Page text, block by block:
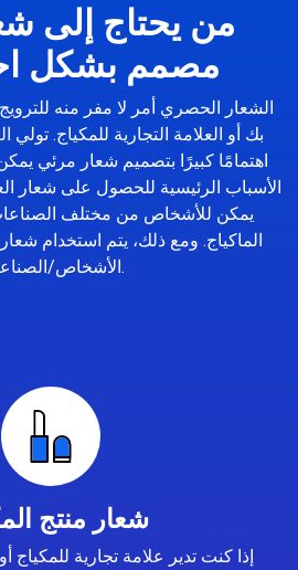
من يحتاج إلى
مصمم بشكل
الشعار الحصري أمر لا مفر منه
بك أو العلامة التجارية للمكياج. تولي
اهتمامًا كبيرًا بتصميم شعار مرئي
الأسباب الرئيسية للحصول على شعار
يمكن للأشخاص من مختلف
الماكياج. ومع ذلك، يتم استخدام
الأشخاص/الصناعات.
شعار منتج
إذا كنت تدير علامة تجارية للمكياج